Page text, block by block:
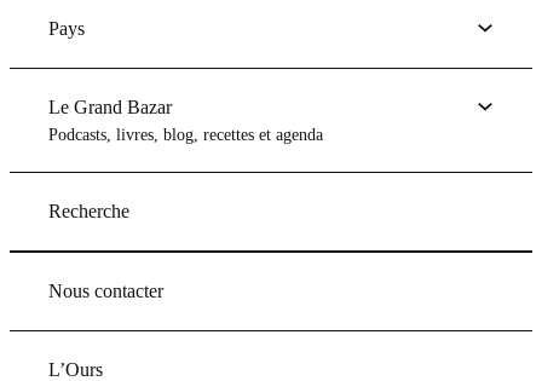
Pays
Le Grand Bazar
Podcasts, livres, blog, recettes et agenda
Recherche
Nous contacter
L’Ours